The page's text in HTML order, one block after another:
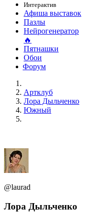
Интерактив
Афиша выставок
Пазлы
Нейрогенератор
🔥
Пятнашки
Обои
Форум
Артклуб
Лора Дыльченко
Южный
@laurad
Лора Дыльченко